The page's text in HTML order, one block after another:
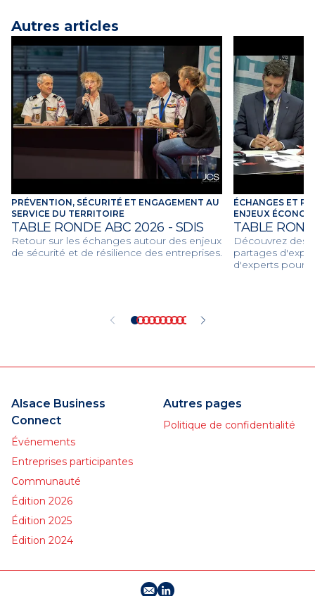
Autres articles
PRÉVENTION, SÉCURITÉ ET ENGAGEMENT AU
SERVICE DU TERRITOIRE
TABLE RONDE ABC 2026 - SDIS
Retour sur les échanges autour des enjeux
de sécurité et de résilience des entreprises.
ÉCHANGES ET
ENJEUX
TABLE
Découvrez des
partages
d'experts pour
Alsace Business
Connect
Événements
Entreprises participantes
Communauté
Édition 2026
Édition 2025
Édition 2024
Autres pages
Politique de confidentialité
E-mailProfil LinkedIn